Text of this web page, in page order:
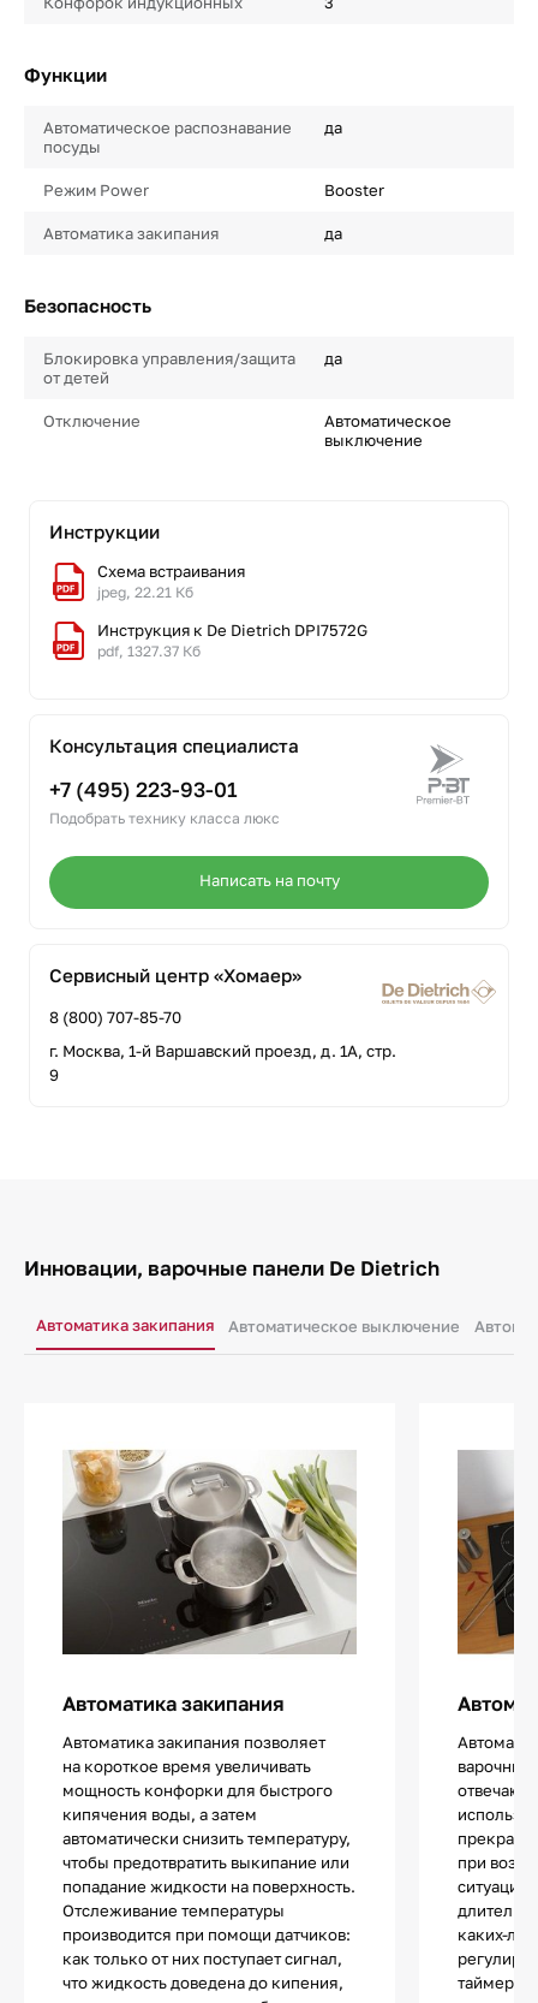
Функции
Автоматическое распознавание
посуды
да
Режим Power Booster
Автоматика закипания да
Безопасность
Блокировка управления/защита
от детей
да
Отключение
Автоматическое
выключение
Инструкции
Схема встраивания
jpeg, 22.21 Кб
Инструкция к De Dietrich DPI7572G
pdf, 1327.37 Кб
Консультация специалиста
+7 (495) 223-93-01
Подобрать технику класса люкс
Написать на почту
Сервисный центр «Хомаер»
8 (800) 707-85-70
г. Москва, 1-й Варшавский проезд, д. 1А, стр.
9
Инновации, варочные панели De Dietrich
Автоматика закипания Автоматическое выключение
Автоматика закипания
Автоматика закипания позволяет
на короткое время увеличивать
мощность конфорки для быстрого
кипячения воды, а затем
автоматически снизить температуру,
чтобы предотвратить выкипание или
попадание жидкости на поверхность.
Отслеживание температуры
производится при помощи датчиков:
как только от них поступает сигнал,
что жидкость доведена до кипения,
при
каких-
таймера